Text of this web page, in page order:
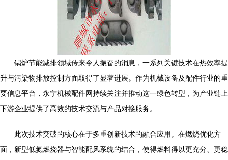
锅炉节能减排领域传来令人振奋的消息，一系列关键技术在热效率提
升与污染物排放控制方面取得了显著进展。作为机械设备及配件行业的重
要信息平台，永宁机械配件网持续关注并推动这一绿色转型，为产业链上
下游企业提供了高效的技术交流与产品对接服务。
此次技术突破的核心在于多重创新技术的融合应用。在燃烧优化方
面，新型低氮燃烧器与智能配风系统的结合，使得燃料得以更充分、更稳